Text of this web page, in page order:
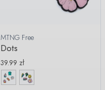
MTNG Free
Dots
39.99 zł